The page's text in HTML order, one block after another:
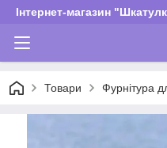
Інтернет-магазин
Товари Фурнітура